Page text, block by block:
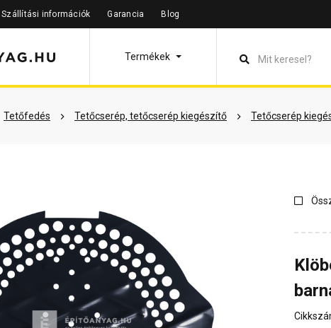
Szállítási információk Garancia Blog
Termékek
Tetőfedés Tetőcserép, tetőcserép kiegészítő Tetőcserép
lehet rá Részletes leírás Termékinformáció Vásárlói